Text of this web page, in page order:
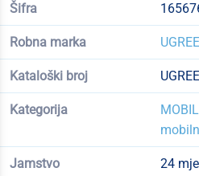
Šifra
Robna marka
Kataloški broj
Kategorija
Jamstvo 24